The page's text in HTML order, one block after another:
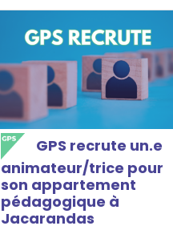
GPS recrute un.e
animateur/trice pour
son appartement
pédagogique à
Jacarandas